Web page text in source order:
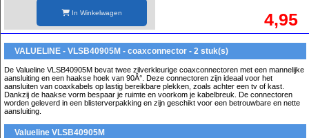
In Winkelwagen 4,95
VALUELINE - VLSB40905M - coaxconnector - 2 stuk(s)
De Valueline VLSB40905M bevat twee zilverkleurige coaxconnectoren met een mannelijke
aansluiting en een haakse hoek van 90Â°. Deze connectoren zijn ideaal voor het
aansluiten van coaxkabels op lastig bereikbare plekken, zoals achter een tv of kast.
Dankzij de haakse vorm bespaar je ruimte en voorkom je kabelbreuk. De connectoren
worden geleverd in een blisterverpakking en zijn geschikt voor een betrouwbare en nette
aansluiting.
Valueline VLSB40905M